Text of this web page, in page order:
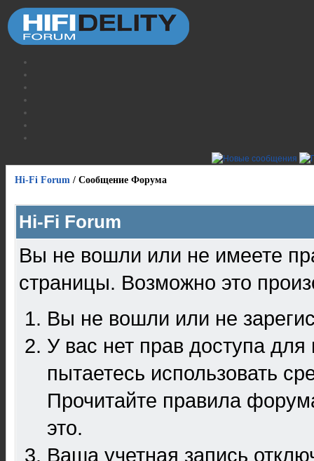
Hi-Fi Forum / Сообщение Форума
Hi-Fi Forum
Вы не вошли или не имеете
страницы. Возможно это
Вы не вошли или не
У вас нет прав доступа
пытаетесь использовать
Прочитайте правила
это.
Ваша учетная запись